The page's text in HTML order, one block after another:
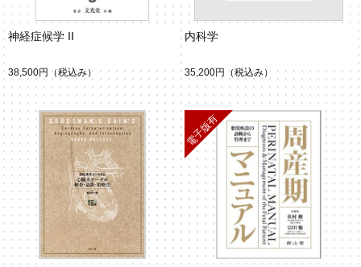
神経症候学 II
38,500円 （税込み）
内科学
35,200円 （税込み）